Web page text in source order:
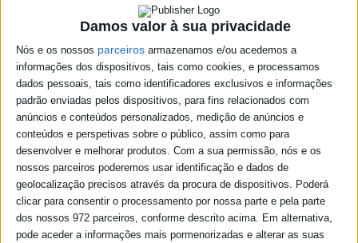
Damos valor à sua privacidade
Nós e os nossos parceiros armazenamos e/ou acedemos a
informações dos dispositivos, tais como cookies, e processamos
dados pessoais, tais como identificadores exclusivos e informações
padrão enviadas pelos dispositivos, para fins relacionados com
anúncios e conteúdos personalizados, medição de anúncios e
conteúdos e perspetivas sobre o público, assim como para
desenvolver e melhorar produtos. Com a sua permissão, nós e os
nossos parceiros poderemos usar identificação e dados de
geolocalização precisos através da procura de dispositivos. Poderá
clicar para consentir o processamento por nossa parte e pela parte
dos nossos 972 parceiros, conforme descrito acima. Em alternativa,
pode aceder a informações mais pormenorizadas e alterar as suas
Protocolo - Santa Casa da Misericórdia de Beja
Protocolo de colaboração / delegação de tarefas a estabelecer entre a
União das Freguesias de Beja (Santiago Maior e São João Baptista)
e a Santa Casa da Misericórdia de Beja
03-05-2018
Protocolo - Casa do Povo de Penedo Gordo
Protocolo de Delegação de Tarefas Administrativas a estabelecer
entre a União das Freguesias de Beja (Santiago Maior e São João
Baptista) e a Casa do Povo do Penedo Gordo
03-05-2018